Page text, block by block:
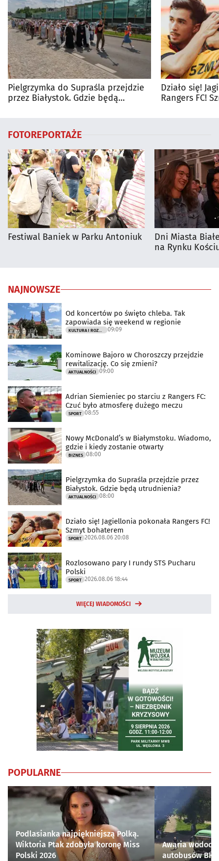
Pielgrzymka do Supraśla przejdzie
przez Białystok. Gdzie będą
Działo się!
Rangers FC!
FOTOREPORTAŻE
Festiwal Baniek w Parku Antoniuk
Dni Miasta
na Rynku
NAJNOWSZE
Od koncertów po święto chleba. Tak
zapowiada się weekend w regionie
09:09
Kominowe Bajoro w Choroszczy przejdzie
rewitalizację. Co się zmieni?
AKTUALNOŚCI 09:00
Adrian Siemieniec po starciu z Rangers FC:
Czuć było atmosferę dużego meczu
SPORT 08:55
Nowy McDonald’s w Białymstoku. Wiadomo,
gdzie i kiedy zostanie otwarty
BIZNES 08:00
Pielgrzymka do Supraśla przejdzie przez
Białystok. Gdzie będą utrudnienia?
AKTUALNOŚCI 08:00
Działo się! Jagiellonia pokonała Rangers FC!
Szmyt bohaterem
SPORT 2026.08.06 20:08
Rozlosowano pary I rundy STS Pucharu
Polski
SPORT 2026.08.06 18:44
WIĘCEJ WIADOMOŚCI
POPULARNE
Podlasianka najpiękniejszą Polką.
Wiktoria Ptak zdobyła koronę Miss
Polski 2026
Awaria
autobusów